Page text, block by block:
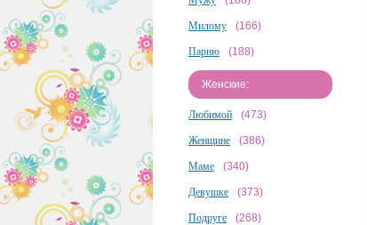
Милому (166)
Парню (188)
Женские:
Любимой (473)
Женщине (386)
Маме (340)
Девушке (373)
Подруге (268)